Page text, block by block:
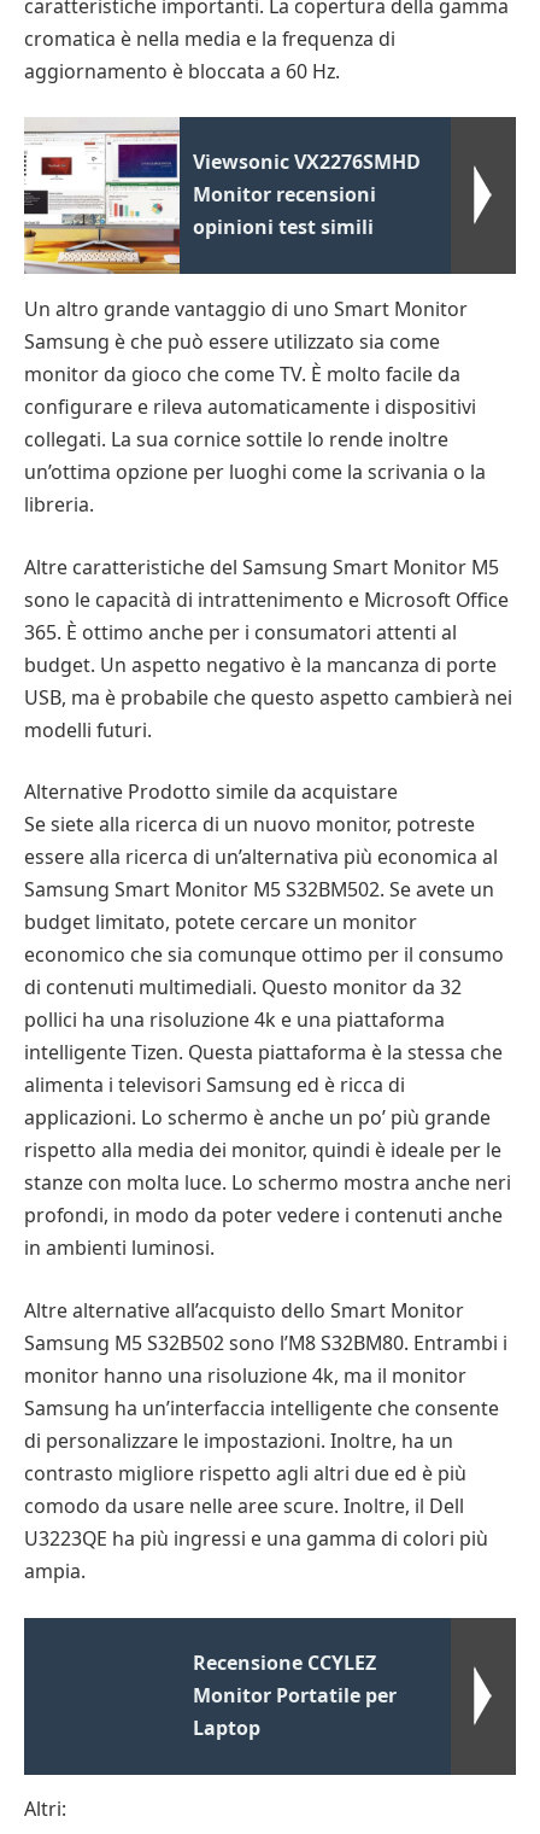
caratteristiche importanti. La copertura della gamma
cromatica è nella media e la frequenza di
aggiornamento è bloccata a 60 Hz.
Viewsonic VX2276SMHD
Monitor recensioni
opinioni test simili
Un altro grande vantaggio di uno Smart Monitor
Samsung è che può essere utilizzato sia come
monitor da gioco che come TV. È molto facile da
configurare e rileva automaticamente i dispositivi
collegati. La sua cornice sottile lo rende inoltre
un’ottima opzione per luoghi come la scrivania o la
libreria.
Altre caratteristiche del Samsung Smart Monitor M5
sono le capacità di intrattenimento e Microsoft Office
365. È ottimo anche per i consumatori attenti al
budget. Un aspetto negativo è la mancanza di porte
USB, ma è probabile che questo aspetto cambierà nei
modelli futuri.
Alternative Prodotto simile da acquistare
Se siete alla ricerca di un nuovo monitor, potreste
essere alla ricerca di un’alternativa più economica al
Samsung Smart Monitor M5 S32BM502. Se avete un
budget limitato, potete cercare un monitor
economico che sia comunque ottimo per il consumo
di contenuti multimediali. Questo monitor da 32
pollici ha una risoluzione 4k e una piattaforma
intelligente Tizen. Questa piattaforma è la stessa che
alimenta i televisori Samsung ed è ricca di
applicazioni. Lo schermo è anche un po’ più grande
rispetto alla media dei monitor, quindi è ideale per le
stanze con molta luce. Lo schermo mostra anche neri
profondi, in modo da poter vedere i contenuti anche
in ambienti luminosi.
Altre alternative all’acquisto dello Smart Monitor
Samsung M5 S32B502 sono l’M8 S32BM80. Entrambi i
monitor hanno una risoluzione 4k, ma il monitor
Samsung ha un’interfaccia intelligente che consente
di personalizzare le impostazioni. Inoltre, ha un
contrasto migliore rispetto agli altri due ed è più
comodo da usare nelle aree scure. Inoltre, il Dell
U3223QE ha più ingressi e una gamma di colori più
ampia.
Recensione CCYLEZ
Monitor Portatile per
Laptop
Altri: